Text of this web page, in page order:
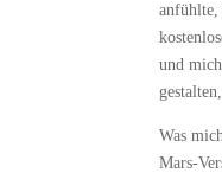
und
Was
Mars-